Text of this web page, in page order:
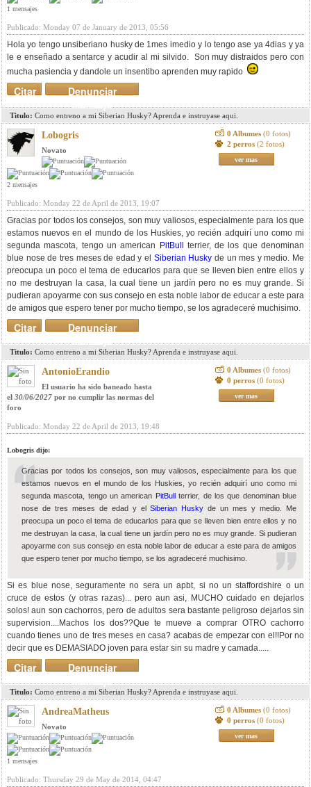
1 mensajes
Publicado: Monday 07 de January de 2013, 05:56
Hola yo tengo unsiberiano husky de 1mes imedio y lo tengo ase ya 4dias y ya
le e enseñado a sentarce y acudir al mi silvido. Son muy distraidos pero con
mucha pasiencia y dandole un insentibo aprenden muy rapido
Denunciar
mensaje
Citar
Titulo: Como entreno a mi Siberian Husky? Aprenda e instruyase aqui.
Lobogris
Novato
2 mensajes
0 Albumes (0 fotos)
2 perros (2 fotos)
ver mas
Publicado: Monday 22 de April de 2013, 19:07
Gracias por todos los consejos, son muy valiosos, especialmente para los que
estamos nuevos en el mundo de los Huskies, yo recién adquirí uno como mi
segunda mascota, tengo un american
PitBull
terrier, de los que denominan
blue nose de tres meses de edad y el Siberian Husky de un mes y medio. Me
preocupa un poco el tema de educarlos para que se lleven bien entre ellos y
no me destruyan la casa, la cual tiene un jardín pero no es muy grande. Si
pudieran apoyarme con sus consejo en esta noble labor de educar a este para
de amigos que espero tener por mucho tiempo, se los agradeceré muchisimo.
Denunciar
mensaje
Citar
Titulo: Como entreno a mi Siberian Husky? Aprenda e instruyase aqui.
AntonioErandio
El usuario ha sido baneado hasta
el 30/06/2027 por no cumplir las normas del
foro
0 Albumes (0 fotos)
0 perros (0 fotos)
ver mas
Publicado: Monday 22 de April de 2013, 19:48
Lobogris dijo:
Gracias por todos los consejos, son muy valiosos, especialmente para los que
estamos nuevos en el mundo de los Huskies, yo recién adquirí uno como mi
segunda mascota, tengo un american PitBullterrier, de los que denominan blue
nose de tres meses de edad y elSiberian Husky de un mes y medio. Me
preocupa un poco el tema de educarlos para que se lleven bien entre ellos y no
me destruyan la casa, la cual tiene un jardín pero no es muy grande. Si pudieran
apoyarme con sus consejo en esta noble labor de educar a este para de amigos
que espero tener por mucho tiempo, se los agradeceré muchisimo.
Si es blue nose, seguramente no sera un apbt, si no un staffordshire o un
cruce de estos (y otras razas)... pero aun asi, MUCHO cuidado en dejarlos
solos! aun son cachorros, pero de adultos sera bastante peligroso dejarlos sin
supervision....Machos los dos??Que te mueve a comprar OTRO cachorro
cuando tienes uno de tres meses en casa? acabas de empezar con el!!Por no
decir que es DEMASIADO joven para estar sin su madre y camada.....
Denunciar
mensaje
Citar
Titulo: Como entreno a mi Siberian Husky? Aprenda e instruyase aqui.
AndreaMatheus
Novato
1 mensajes
0 Albumes (0 fotos)
0 perros (0 fotos)
ver mas
Publicado: Thursday 29 de May de 2014, 04:47